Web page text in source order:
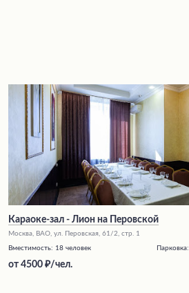
Караоке-зал - Лион на Перовской
Москва, ВАО, ул. Перовская, 61/2, стр. 1
Вместимость: 18 человек Парковка:
от 4500 /чел.